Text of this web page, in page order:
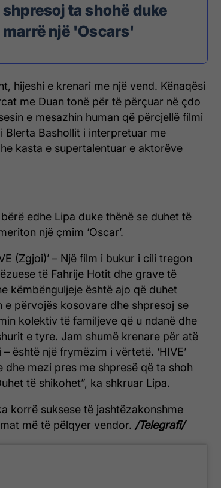
shpresoj ta shohë duke
marrë një 'Oscars'
hijeshi e krenari me një vend. Kënaqësi
me Duan tonë për të përçuar në çdo
e mesazhin human që përcjellë filmi
Blerta Bashollit i interpretuar me
kasta e supertalentuar e aktorëve
edhe Lipa duke thënë se duhet të
një çmim ‘Oscar’.
(Zgjoi)’ – Një film i bukur i cili tregon
të Fahrije Hotit dhe grave të
këmbënguljeje është ajo që duhet
përvojës kosovare dhe shpresoj se
kolektiv të familjeve që u ndanë dhe
e tyre. Jam shumë krenare për atë
është një frymëzim i vërtetë. ‘HIVE’
dhe mezi pres me shpresë që ta shoh
të shikohet”, ka shkruar Lipa.
korrë suksese të jashtëzakonshme
më të pëlqyer vendor. /Telegrafi/